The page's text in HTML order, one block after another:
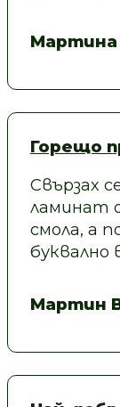
Мартина
Горещо
Свързах
ламинат
смола, а
буквално
Мартин